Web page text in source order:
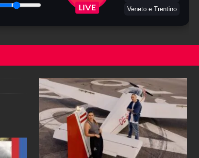
Veneto e Trentino